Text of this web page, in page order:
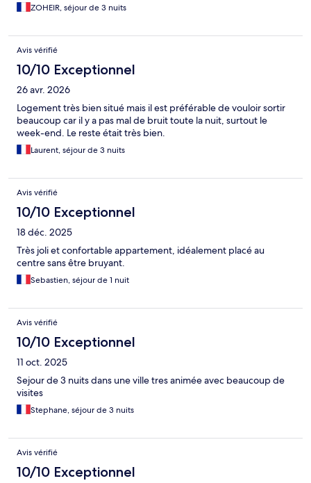
ZOHEIR, séjour de 3 nuits
Avis vérifié
10/10 Exceptionnel
26 avr. 2026
Logement très bien situé mais il est préférable de vouloir sortir
beaucoup car il y a pas mal de bruit toute la nuit, surtout le
week-end. Le reste était très bien.
Laurent, séjour de 3 nuits
Avis vérifié
10/10 Exceptionnel
18 déc. 2025
Très joli et confortable appartement, idéalement placé au
centre sans être bruyant.
Sebastien, séjour de 1 nuit
Avis vérifié
10/10 Exceptionnel
11 oct. 2025
Sejour de 3 nuits dans une ville tres animée avec beaucoup de
visites
Stephane, séjour de 3 nuits
Avis vérifié
10/10 Exceptionnel